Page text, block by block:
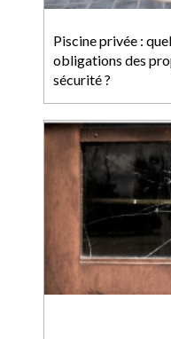
Piscine privée :
obligations des
sécurité ?